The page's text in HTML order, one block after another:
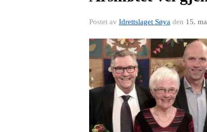
Postet av Idrettslaget Søya den 15.